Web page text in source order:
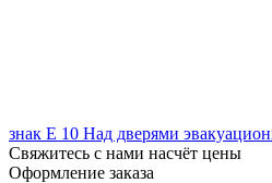
знак Е 10 Над дверями
Свяжитесь с нами насчёт цены
Оформление заказа